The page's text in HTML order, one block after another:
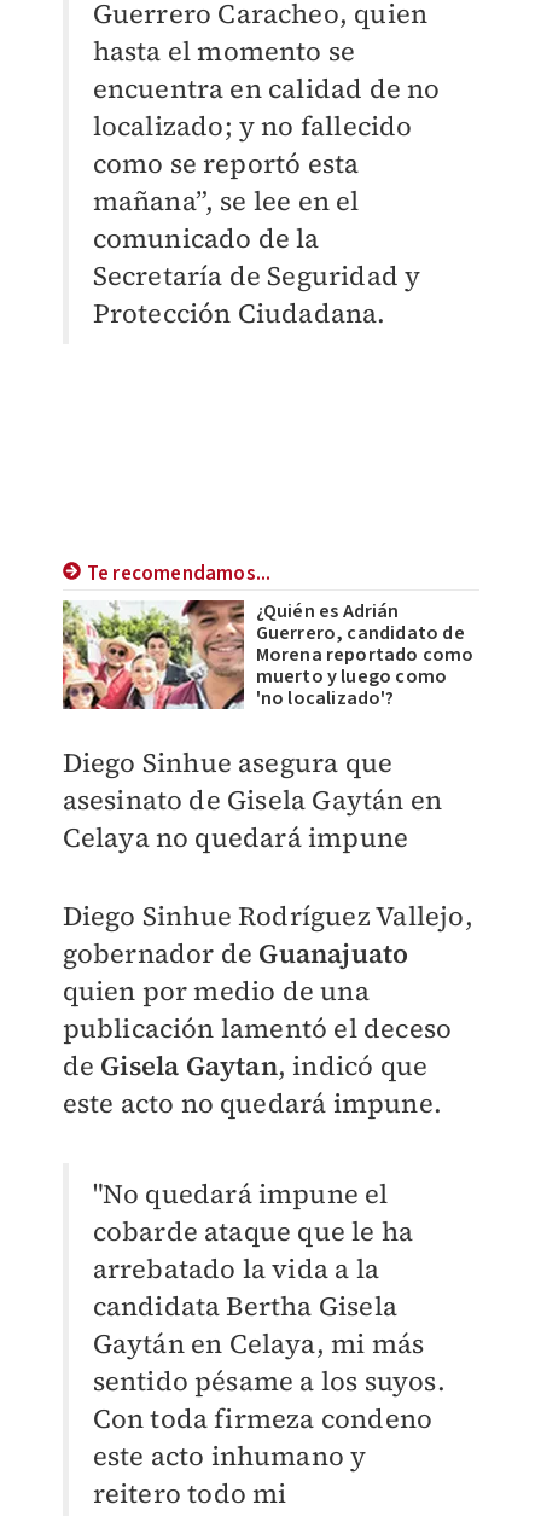
Guerrero Caracheo, quien
hasta el momento se
encuentra en calidad de no
localizado; y no fallecido
como se reportó esta
mañana”, se lee en el
comunicado de la
Secretaría de Seguridad y
Protección Ciudadana.
Te recomendamos...
¿Quién es Adrián
Guerrero, candidato de
Morena reportado como
muerto y luego como
'no localizado'?
Diego Sinhue asegura que
asesinato de Gisela Gaytán en
Celaya no quedará impune
Diego Sinhue Rodríguez Vallejo,
gobernador de Guanajuato
quien por medio de una
publicación lamentó el deceso
de Gisela Gaytan, indicó que
este acto no quedará impune.
"No quedará impune el
cobarde ataque que le ha
arrebatado la vida a la
candidata Bertha Gisela
Gaytán en Celaya, mi más
sentido pésame a los suyos.
Con toda firmeza condeno
este acto inhumano y
reitero todo mi